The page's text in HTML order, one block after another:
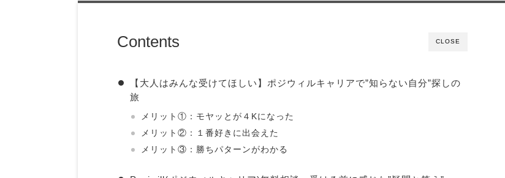
CLOSE
Contents
【大人はみんな受けてほしい】ポジウィルキャリアで”知らない自分”探しの
旅
メリット①：モヤッとが４Kになった
メリット②：１番好きに出会えた
メリット③：勝ちパターンがわかる